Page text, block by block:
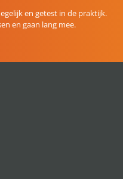
en getest in de praktijk.
en gaan lang mee.